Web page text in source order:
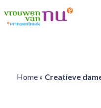
Home» Creatieve